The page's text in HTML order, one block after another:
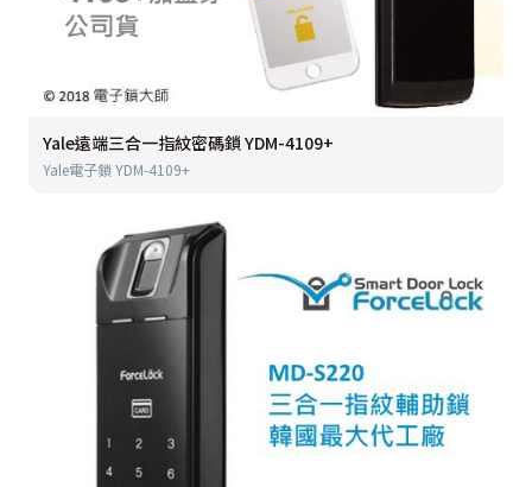
Yale遠端三合一指紋密碼鎖 YDM-4109+
Yale電子鎖 YDM-4109+